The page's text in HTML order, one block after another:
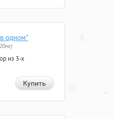
одном"
из 3-х
Купить